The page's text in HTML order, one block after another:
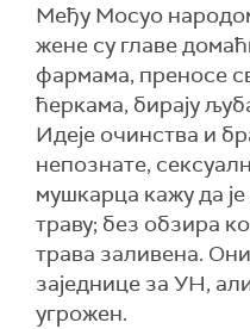
Међу Мосуо
жене су главе
фармама, преносе
ћеркама, бирају
Идеје очинства и
непознате,
мушкарца кажу да
траву; без обзира
трава заливена.
заједнице за УН,
угрожен.